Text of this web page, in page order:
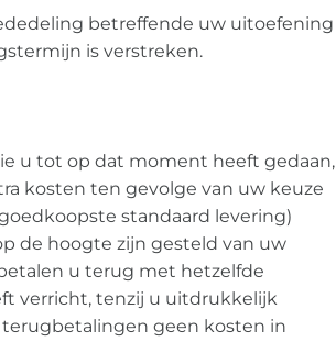
betreffende uw uitoefening
is verstreken.
u tot op dat moment heeft gedaan,
kosten ten gevolge van uw keuze
standaard levering)
de hoogte zijn gesteld van uw
u terug met hetzelfde
verricht, tenzij u uitdrukkelijk
terugbetalingen geen kosten in